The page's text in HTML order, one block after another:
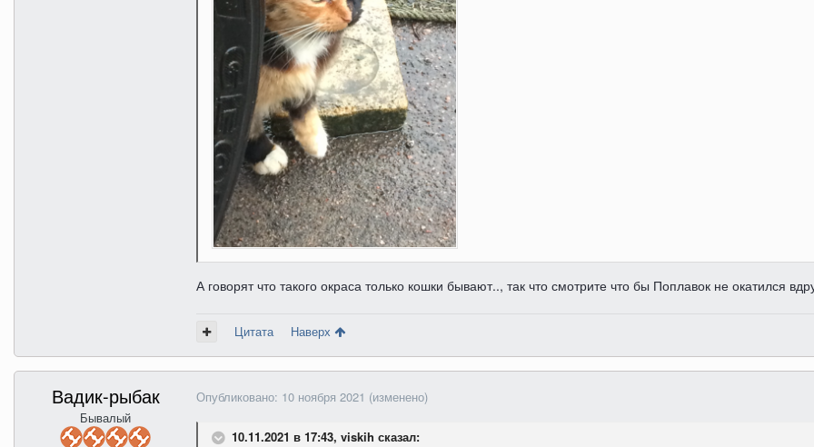
А говорят что такого окраса только кошки бывают.., так что смотрите что бы Поплавок не окатился
Цитата Наверх
Вадик-рыбак
Бывалый
Опубликовано: 10 ноября 2021 (изменено)
10.11.2021 в 17:43, viskih сказал: